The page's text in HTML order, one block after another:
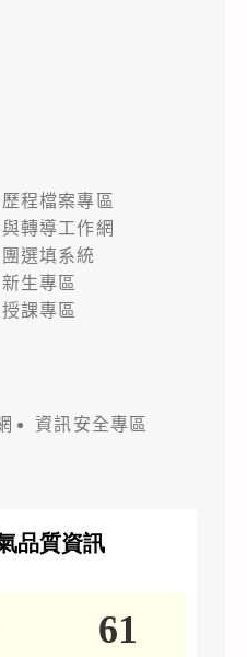
程檔案專區
轉導工作網
選填系統
新生專區
課專區
資訊安全專區